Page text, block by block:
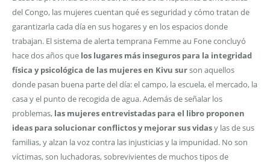
del Congo, las mujeres cuentan qué es seguridad y cómo tratan de
garantizarla cada día en sus hogares y en los espacios donde
trabajan. El sistema de alerta temprana Femme au Fone concluyó
hace dos años que los lugares más inseguros para la integridad
física y psicológica de las mujeres en Kivu surson aquellos
donde pasan buena parte del día: el campo, la escuela, el mercado, la
casa y el punto de recogida de agua. Además de señalar los
problemas, las mujeres entrevistadas para el libro proponen
ideas para solucionar conflictos y mejorar sus vidasy las de sus
familias, y alzan la voz contra las injusticias y la impunidad. No son
víctimas, son luchadoras, sobrevivientes de muchos tipos de